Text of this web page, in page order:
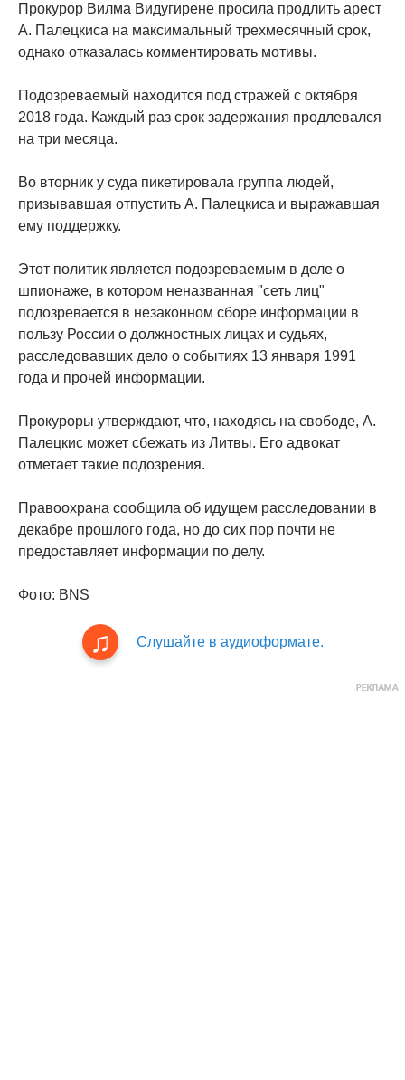
Прокурор Вилма Видугирене просила продлить арест
А. Палецкиса на максимальный трехмесячный срок,
однако отказалась комментировать мотивы.
Подозреваемый находится под стражей с октября
2018 года. Каждый раз срок задержания продлевался
на три месяца.
Во вторник у суда пикетировала группа людей,
призывавшая отпустить А. Палецкиса и выражавшая
ему поддержку.
Этот политик является подозреваемым в деле о
шпионаже, в котором неназванная "сеть лиц"
подозревается в незаконном сборе информации в
пользу России о должностных лицах и судьях,
расследовавших дело о событиях 13 января 1991
года и прочей информации.
Прокуроры утверждают, что, находясь на свободе, А.
Палецкис может сбежать из Литвы. Его адвокат
отметает такие подозрения.
Правоохрана сообщила об идущем расследовании в
декабре прошлого года, но до сих пор почти не
предоставляет информации по делу.
Фото: BNS
Слушайте в аудиоформате.